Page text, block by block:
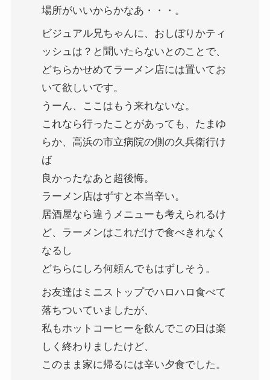
場所がいいからかなあ・・・。
ビジュアル兄ちゃんに、おしぼりかティ
ッシュは？と聞いたらないとのことで、
どちらかせめてラーメン店には置いてお
いて欲しいです。
うーん、ここはもう来れないな。
これなら行ったことがあっても、たまゆ
らか、高浜の市立病院の側の久兵衛行け
ば
良かったなあと超後悔。
ラーメン店はずすと本当辛い。
居酒屋なら違うメニューも考えられるけ
ど、ラーメンはこれだけで食べきれなく
なるし
どちらにしろ何頼んでもはずしそう。
お友達はミニストップでハロハロ食べて
落ちついていましたが、
私もホットコーヒーを飲んでこの日は楽
しく終わりましたけど、
このまま家に帰るには辛い夕食でした。